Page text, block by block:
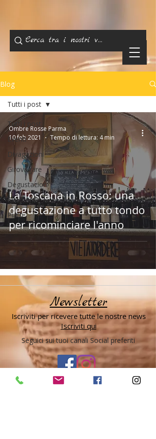
Blog
Tutti i post
Eventi
Divagazioni
Girovagare
Degustazioni
Ristorante
Piatti
Tutti i post
La Toscana in Rosso: una
degustazione a tutto tondo
per ricominciare l'anno
Ombre Rosse Parma
10 feb 2021
Tempo di lettura: 4 min
Newsletter
Iscriviti per ricevere tutte le nostre news
Iscriviti qui
Seguici sui tuoi canali Social preferiti
Ombre Rosse Enoteca Ristorante